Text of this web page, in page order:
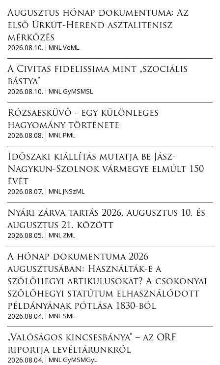
Augusztus hónap dokumentuma: Az
első Úrkút-Herend asztalitenisz
mérkőzés
2026.08.10.
MNL VeML
A Civitas fidelissima mint „szociális
bástya”
2026.08.10.
MNL GyMSMSL
Rózsaesküvő - egy különleges
hagyomány története
2026.08.08.
MNL PML
Időszaki kiállítás mutatja be Jász-
Nagykun-Szolnok vármegye elmúlt 150
évét
2026.08.07.
MNL JNSzML
Nyári zárva tartás 2026. augusztus 10. és
augusztus 21. között
2026.08.05.
MNL ZML
A hónap dokumentuma 2026
augusztusában: Használták-e a
szőlőhegyi artikulusokat? A csokonyai
szőlőhegyi statútum elhasználódott
példányának pótlása 1830-ból
2026.08.04.
MNL SML
„Valóságos kincsesbánya” – az ORF
riportja levéltárunkról
2026.08.04.
MNL GyMSMGyL